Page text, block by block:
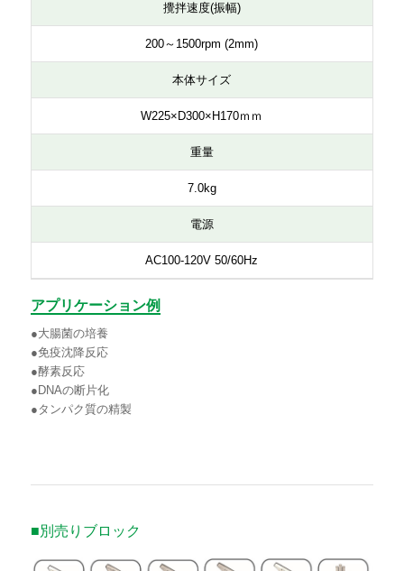
攪拌速度(振幅)
200～1500rpm (2mm)
本体サイズ
W225×D300×H170ｍｍ
重量
7.0kg
電源
AC100-120V 50/60Hz
アプリケーション例
●大腸菌の培養
●免疫沈降反応
●酵素反応
●DNAの断片化
●タンパク質の精製
■別売りブロック